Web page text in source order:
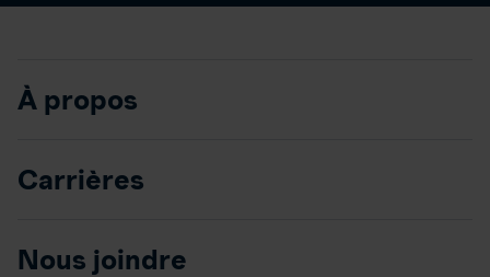
À propos
Carrières
Nous joindre